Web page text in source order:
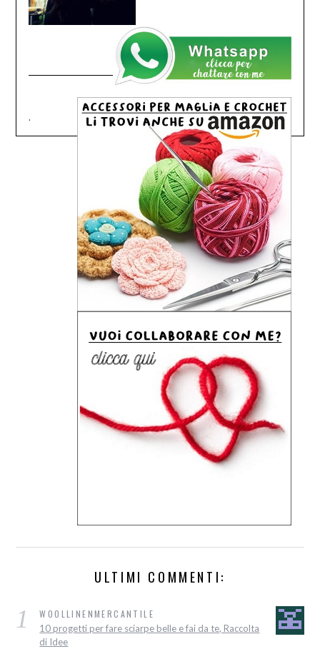
.
ULTIMI COMMENTI:
1 WOOLLINENMERCANTILE
10 progetti per fare sciarpe belle e fai da te, Raccolta
di Idee